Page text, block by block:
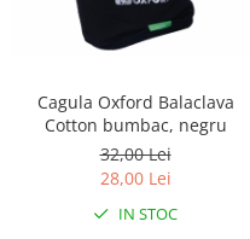
Genti & Bagaje
Geanta ghidon
Geanta rezervor
Geanta spate
Genti laterale
Cagula Oxford Balaclava
Cotton bumbac, negru
32,00 Lei
28,00 Lei
IN STOC